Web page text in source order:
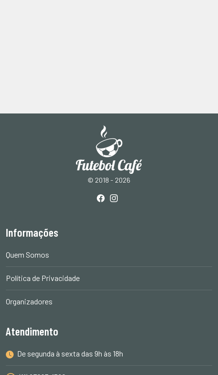
© 2018 - 2026
Informações
Quem Somos
Política de Privacidade
Organizadores
Atendimento
De segunda à sexta das 9h às 18h